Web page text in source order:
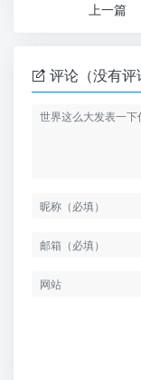
上一篇
评论（没有评